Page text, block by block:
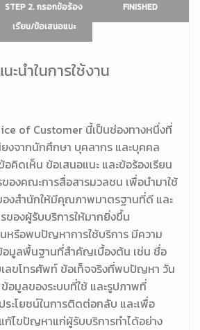
STEP 2. กรอกข้อร้อง
เรียน/ข้อเสนอแนะ
FINISHED
ะนำในการใช้งาน
of Customer นี้เป็นช่องทางหนึ่งที่
งจากนักศึกษา บุคลากร และบุคคล
อคิดเห็น ข้อเสนอแนะ และข้อร้องเรียน
องคณะการสื่อสารมวลชน เพื่อนำมาใช้
งสำนักให้มีคุณภาพมาตรฐานที่ดี และ
ของผู้รับบริการให้มากยิ่งขึ้น
นหรือพบปัญหาการใช้บริการ มีความ
อมูลพื้นฐานที่สำคัญเบื้องต้น เช่น ชื่อ
ลขโทรศัพท์ ข้อเท็จจริงที่พบปัญหา วัน
อมูลของระบบที่ใช้ และรูปภาพที่
ระโยชน์ในการติดต่อกลับ และเพื่อ
ก้ไขปัญหาแก่ผู้รับบริการทำได้อย่าง